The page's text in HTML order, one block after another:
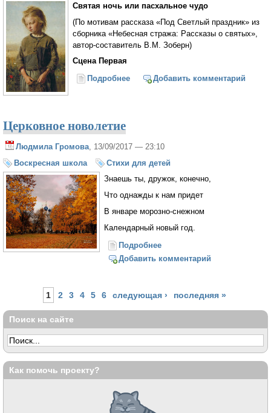
Святая ночь или пасхальное чудо
(По мотивам рассказа «Под Светлый праздник» из
сборника «Небесная стража: Рассказы о святых»,
автор-составитель В.М. Зоберн)
Сцена Первая
Подробнее о Пасхальная сценка для
Добавить комментарий
Церковное новолетие
Людмила Громова , 13/09/2017 — 23:10
Воскресная школа
Стихи для детей
Знаешь ты, дружок, конечно,
Что однажды к нам придет
В январе морозно-снежном
Календарный новый год.
Подробнее
Добавить комментарий
Страницы
1 2 3 4 5 6 следующая › последняя »
Поиск на сайте
Как помочь проекту?